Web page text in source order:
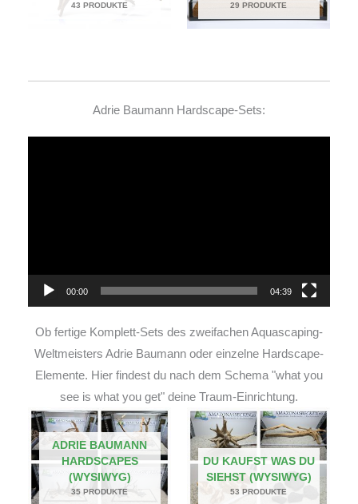
43 PRODUKTE 29 PRODUKTE
Adrie Baumann Hardscape-Sets:
00:00 04:39
Ob fertige Komplett-Sets des zweifachen Aquascaping-
Weltmeisters Adrie Baumann oder einzelne Hardscape-
Elemente. Hier findest du nach dem Schema "what you
see is what you get" deine Traum-Einrichtung.
ADRIE BAUMANN
HARDSCAPES
(WYSIWYG)
35 PRODUKTE
DU KAUFST WAS DU
SIEHST (WYSIWYG)
53 PRODUKTE